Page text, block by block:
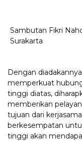
Sambutan Fikri
Surakarta
Dengan
memperkuat
tinggi diatas,
memberikan
tujuan dari
berkesempatan
tinggi akan